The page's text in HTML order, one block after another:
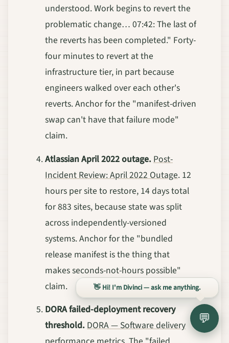
understood. Work begins to revert the
problematic change… 07:42: The last of
the reverts has been completed." Forty-
four minutes to revert at the
infrastructure tier, in part because
engineers walked over each other's
reverts. Anchor for the "manifest-driven
swap can't have that failure mode"
claim.
Atlassian April 2022 outage. Post-
Incident Review: April 2022 Outage. 12
hours per site to restore, 14 days total
for 883 sites, because state was split
across independently-versioned
systems. Anchor for the "bundled
release manifest is the thing that
makes seconds-not-hours possible"
claim.
DORA failed-deployment recovery
threshold.DORA — Software delivery
💬
👋 Hi! I'm Divinci — ask me anything.